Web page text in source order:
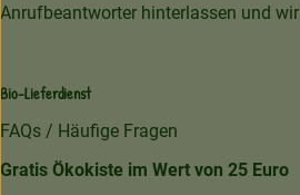
Anrufbeantworter hinterlassen und
Bio-Lieferdienst
FAQs / Häufige Fragen
Gratis Ökokiste im Wert von 25 Euro